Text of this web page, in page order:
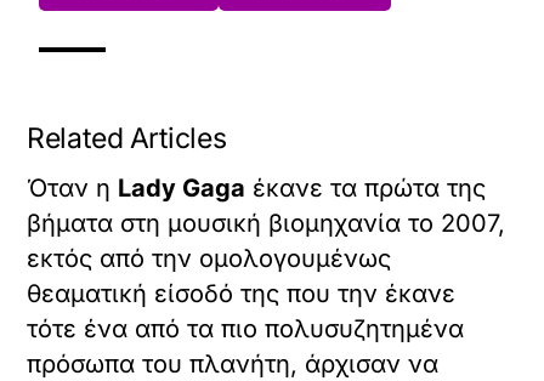
Related Articles
Όταν η Lady Gaga έκανε τα πρώτα της
βήματα στη μουσική βιομηχανία το 2007,
εκτός από την ομολογουμένως
θεαματική είσοδό της που την έκανε
τότε ένα από τα πιο πολυσυζητημένα
πρόσωπα του πλανήτη, άρχισαν να